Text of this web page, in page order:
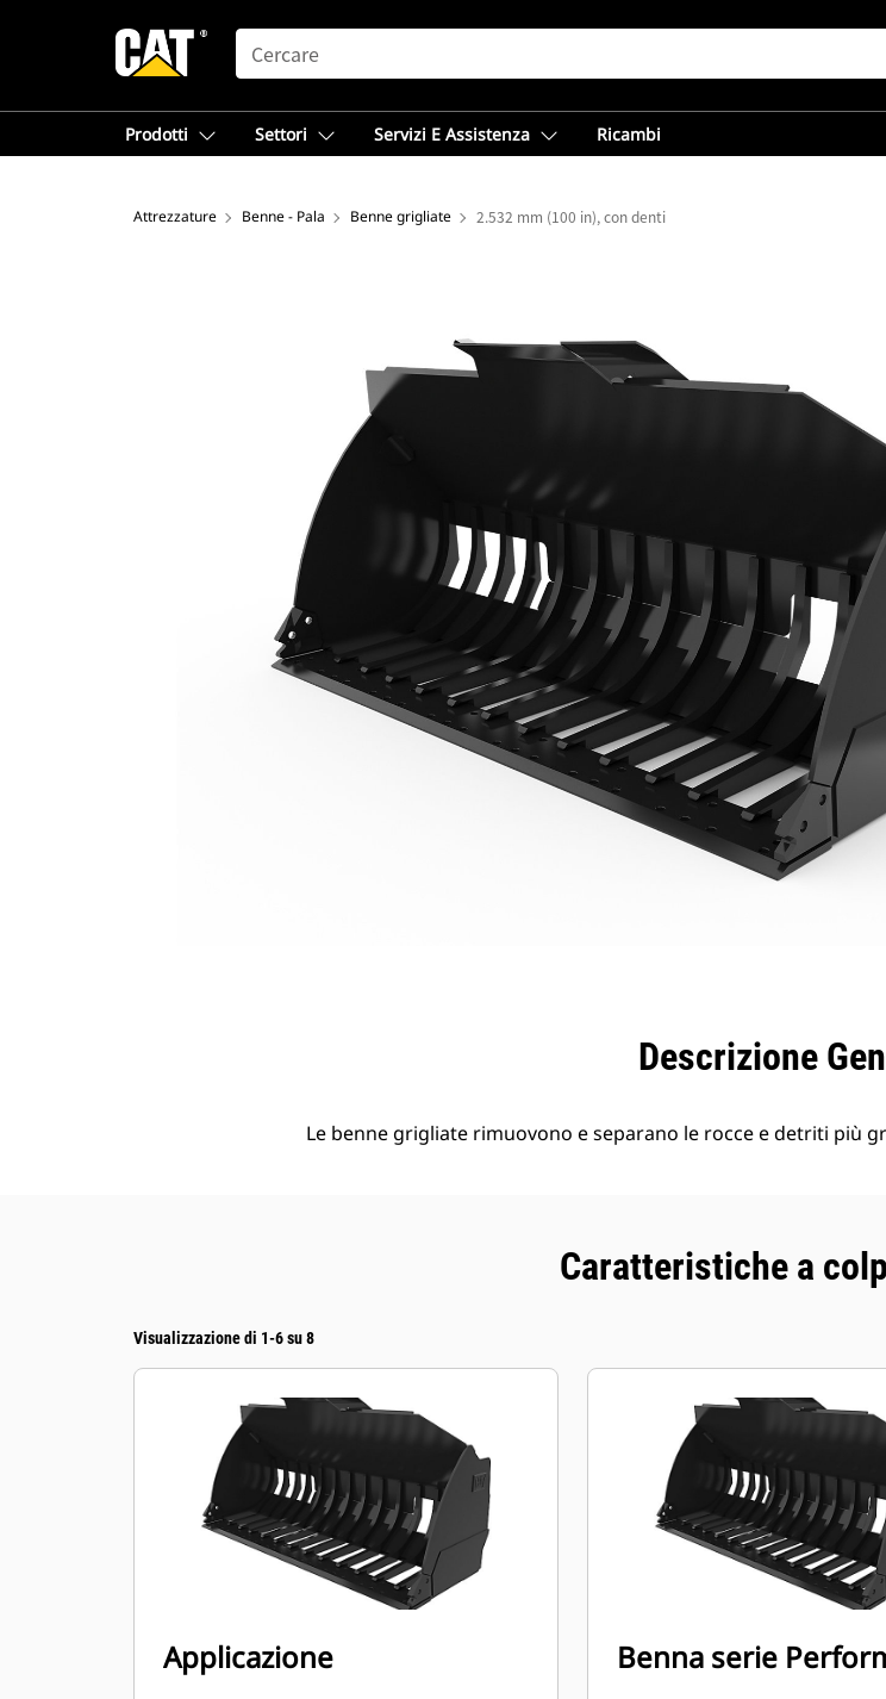
SEARCH
Prodotti Settori Servizi E Assistenza Ricambi
Attrezzature Benne - Pala Benne grigliate 2.532 mm (100 in), con denti
Descrizione
Le benne grigliate rimuovono e separano le rocce e detriti più
Caratteristiche a
Visualizzazione di 1-6 su 8
Applicazione Benna serie